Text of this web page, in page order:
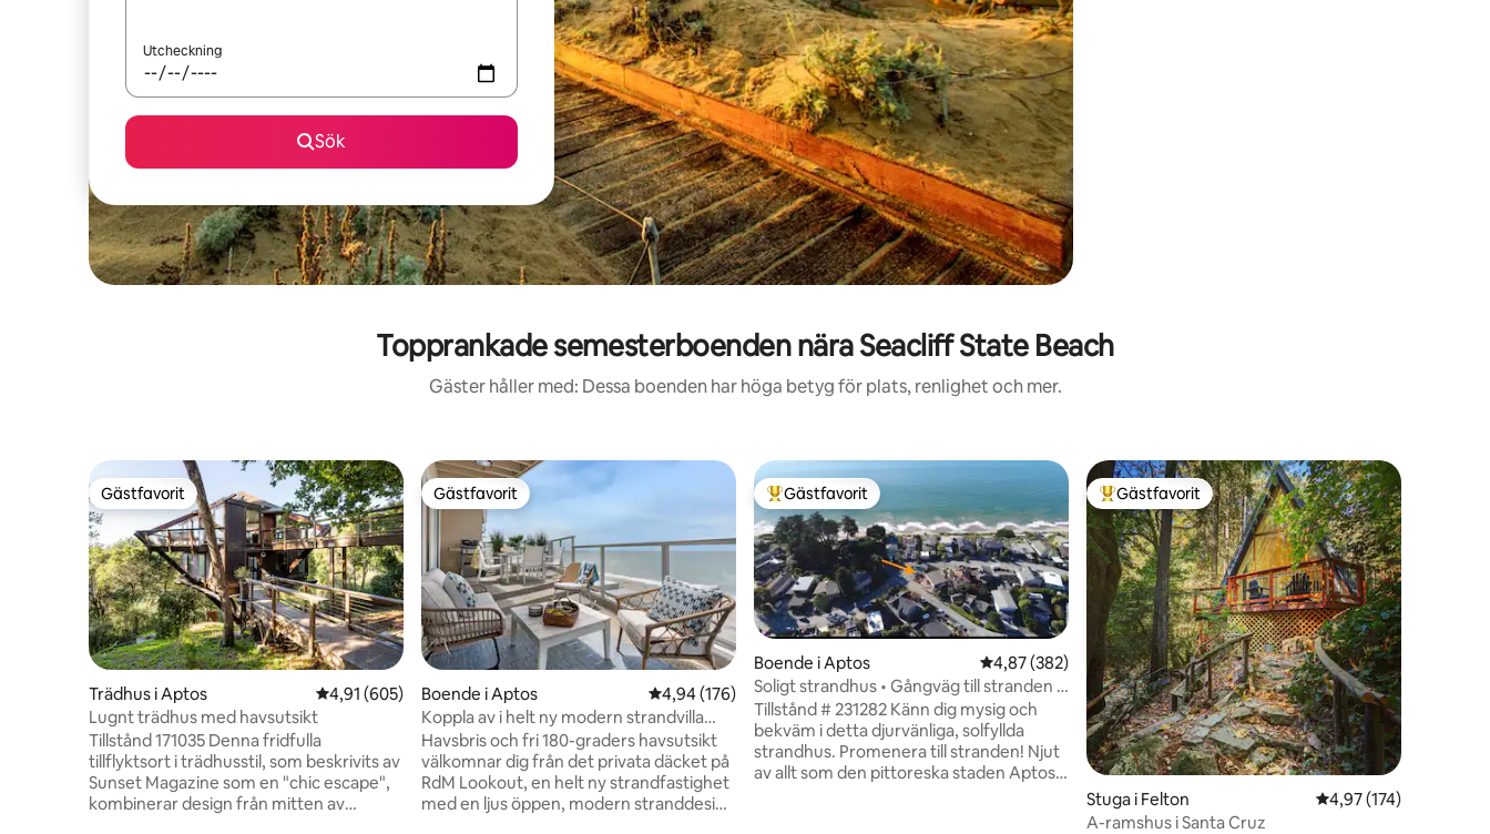
Utcheckning
Sök
Topprankade semesterboenden nära Seacliff State Beach
Gäster håller med: Dessa boenden har höga betyg för plats, renlighet och mer.
Gästfavorit
Gästfavorit
Trädhus i Aptos 4,91 av 5 i genomsnittligt betyg, 605 omdömen
4,91 (605)
Lugnt trädhus med havsutsikt
Tillstånd 171035 Denna fridfulla
tillflyktsort i trädhusstil, som beskrivits av
Sunset Magazine som en "chic escape",
kombinerar design från mitten av
Gästfavorit
Gästfavorit
Boende i Aptos 4,94 av 5 i genomsnittligt betyg, 176 omdömen
4,94 (176)
Koppla av i helt ny modern strandvilla
med 2 sovrum
Havsbris och fri 180-graders havsutsikt
välkomnar dig från det privata däcket på
RdM Lookout, en helt ny strandfastighet
med en ljus öppen, modern stranddesign
Populär gästfavorit
Gästfavorit
Boende i Aptos 4,87 av 5 i genomsnittligt betyg, 382 omdömen
4,87 (382)
Soligt strandhus • Gångväg till stranden •
Sovplats för 8
Tillstånd # 231282 Känn dig mysig och
bekväm i detta djurvänliga, solfyllda
strandhus. Promenera till stranden! Njut
av allt som den pittoreska staden Aptos
Populär gästfavorit
Gästfavorit
Stuga i Felton 4,97 av 5 i
4,97 (174)
A-ramshus i Santa Cruz